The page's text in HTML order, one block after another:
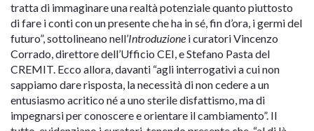
tratta di immaginare una realtà potenziale quanto piuttosto
di fare i conti con un presente che ha in sé, fin d’ora, i germi del
futuro”, sottolineano nell’Introduzione i curatori Vincenzo
Corrado, direttore dell’Ufficio CEI, e Stefano Pasta del
CREMIT. Ecco allora, davanti “agli interrogativi a cui non
sappiamo dare risposta, la necessità di non cedere a un
entusiasmo acritico né a uno sterile disfattismo, ma di
impegnarsi per conoscere e orientare il cambiamento”. Il